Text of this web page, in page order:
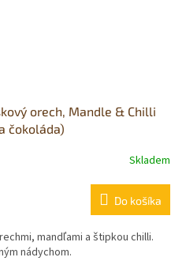
orech, Mandle & Chilli
čokoláda)
Skladem
Do košíka
mandľami a štipkou chilli.
nádychom.